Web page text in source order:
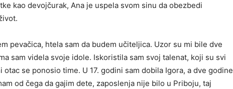
kao devojčurak, Ana je uspela svom sinu da obezbedi
pevačica, htela sam da budem učiteljica. Uzor su mi bile dve
sam videla svoje idole. Iskoristila sam svoj talenat, koji su svi
se ponosio time. U 17. godini sam dobila Igora, a dve godine
od čega da gajim dete, zaposlenja nije bilo u Priboju, taj